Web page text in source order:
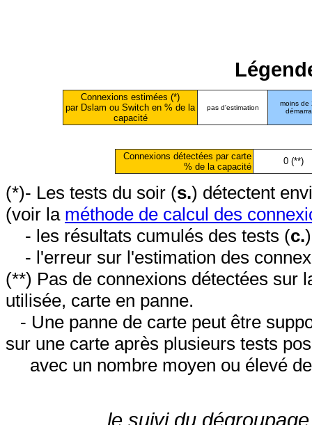
Connexions estimées (*)
par Dslam ou Switch en % de la
capacité
pas d'estimation
moins de
Connexions détectées par carte
% de la capacité
0 (**)
(*)- Les tests du soir (s.) détectent
(voir la méthode de calcul des
- les résultats cumulés des tests (c.
- l'erreur sur l'estimation des
(**) Pas de connexions détectées sur
utilisée, carte en panne.
- Une panne de carte peut être
sur une carte après plusieurs tests
avec un nombre moyen ou élevé
le suivi du